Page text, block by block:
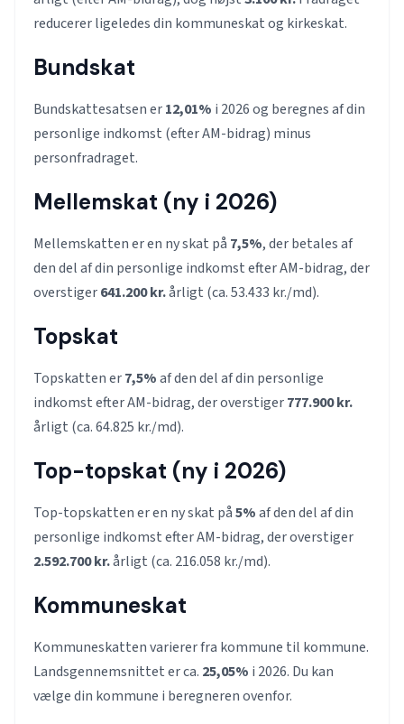
reducerer ligeledes din kommuneskat og kirkeskat.
Bundskat
Bundskattesatsen er12,01% i 2026 og beregnes af din
personlige indkomst (efter AM-bidrag) minus
personfradraget.
Mellemskat (ny i 2026)
Mellemskatten er en ny skat på 7,5%, der betales af
den del af din personlige indkomst efter AM-bidrag, der
overstiger641.200 kr.årligt (ca. 53.433 kr./md).
Topskat
Topskatten er7,5%af den del af din personlige
indkomst efter AM-bidrag, der overstiger777.900 kr.
årligt (ca. 64.825 kr./md).
Top-topskat (ny i 2026)
Top-topskatten er en ny skat på5%af den del af din
personlige indkomst efter AM-bidrag, der overstiger
2.592.700 kr.årligt (ca. 216.058 kr./md).
Kommuneskat
Kommuneskatten varierer fra kommune til kommune.
Landsgennemsnittet er ca. 25,05% i 2026. Du kan
vælge din kommune i beregneren ovenfor.